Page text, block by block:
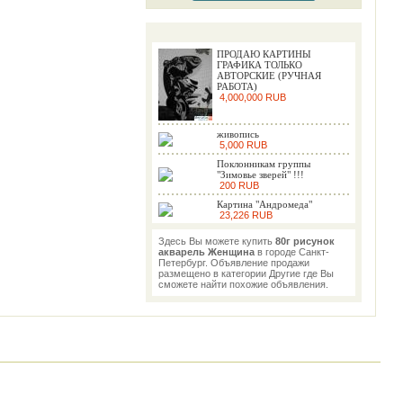
ПРОДАЮ КАРТИНЫ
ГРАФИКА ТОЛЬКО
АВТОРСКИЕ (РУЧНАЯ
РАБОТА)
4,000,000 RUB
живопись
5,000 RUB
Поклонникам группы
"Зимовье зверей" !!!
200 RUB
Картина "Андромеда"
23,226 RUB
Здесь Вы можете купить 80г рисунок
акварель Женщина в городе Санкт-
Петербург. Объявление продажи
размещено в категории Другие где Вы
сможете найти похожие объявления.